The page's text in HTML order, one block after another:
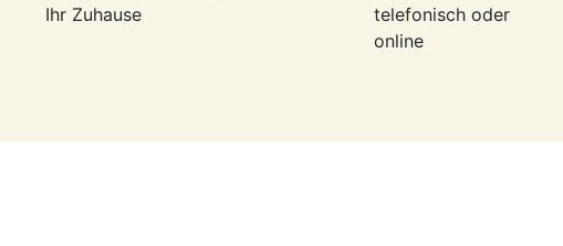
Ihr Zuhause
telefonisch oder
online